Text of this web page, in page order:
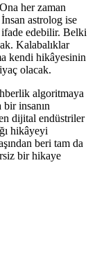
her zaman
astrolog ise
edebilir. Belki
Kalabalıklar
kendi hikâyesinin
olacak.
algoritmaya
insanın
dijital endüstriler
hikâyeyi
beri tam da
bir hikaye